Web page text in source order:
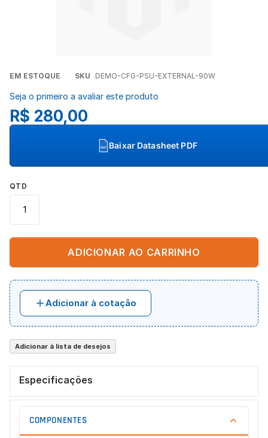
Saltar
o
início
da
imagens
EM ESTOQUE SKU DEMO-CFG-PSU-EXTERNAL-90W
Seja o primeiro a avaliar este produto
R$ 280,00
PDF Baixar Datasheet PDF
QTD
ADICIONAR AO CARRINHO
Adicionar à cotação
Adicionar à lista de desejos
Especificações
COMPONENTES